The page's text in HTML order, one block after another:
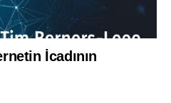
İcadının